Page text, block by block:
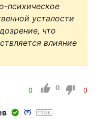
психическое
усталости
что
влияние
0 0 0
11036